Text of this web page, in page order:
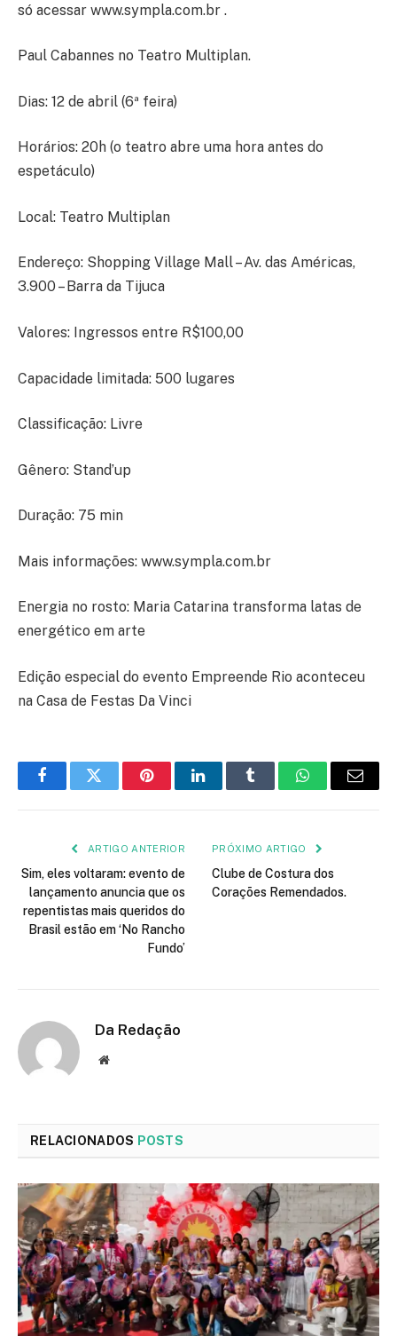
só acessar www.sympla.com.br .
Paul Cabannes no Teatro Multiplan.
Dias: 12 de abril (6ª feira)
Horários: 20h (o teatro abre uma hora antes do
espetáculo)
Local: Teatro Multiplan
Endereço: Shopping Village Mall – Av. das Américas,
3.900 – Barra da Tijuca
Valores: Ingressos entre R$100,00
Capacidade limitada: 500 lugares
Classificação: Livre
Gênero: Stand’up
Duração: 75 min
Mais informações: www.sympla.com.br
Energia no rosto: Maria Catarina transforma latas de
energético em arte
Edição especial do evento Empreende Rio aconteceu
na Casa de Festas Da Vinci
FacebookTwitter PinterestLinkedInTumblr WhatsApp
E-
ARTIGO ANTERIOR
Sim, eles voltaram: evento de
lançamento anuncia que os
repentistas mais queridos do
Brasil estão em ‘No Rancho
Fundo’
PRÓXIMO ARTIGO
Clube de Costura dos
Corações Remendados.
Da Redação
Site
RELACIONADOS POSTS